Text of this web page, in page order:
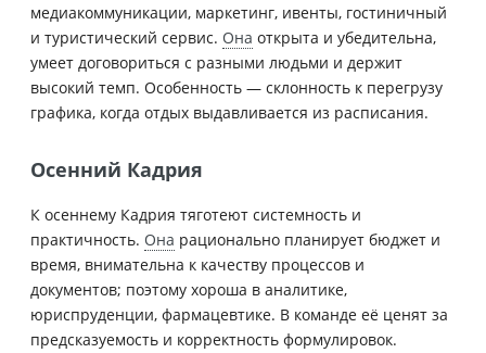
медиакоммуникации, маркетинг, ивенты, гостиничный
и туристический сервис. Она открыта и убедительна,
умеет договориться с разными людьми и держит
высокий темп. Особенность — склонность к перегрузу
графика, когда отдых выдавливается из расписания.
Осенний Кадрия
К осеннему Кадрия тяготеют системность и
практичность. Она рационально планирует бюджет и
время, внимательна к качеству процессов и
документов; поэтому хороша в аналитике,
юриспруденции, фармацевтике. В команде её ценят за
предсказуемость и корректность формулировок.